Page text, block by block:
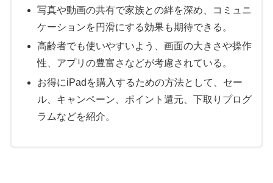
写真や動画の共有で家族との絆を深め、コミュニ
ケーションを円滑にする効果も期待できる。
高齢者でも使いやすいよう、画面の大きさや操作
性、アプリの豊富さなどが考慮されている。
お得にiPadを購入するための方法として、セー
ル、キャンペーン、ポイント還元、下取りプログ
ラムなどを紹介。